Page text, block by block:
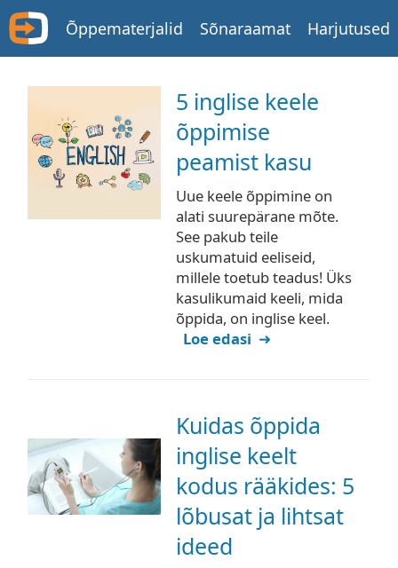
Õppematerjalid Sõnaraamat Harjutused
5 inglise keele
õppimise
peamist kasu
Uue keele õppimine on
alati suurepärane mõte.
See pakub teile
uskumatuid eeliseid,
millele toetub teadus! Üks
kasulikumaid keeli, mida
õppida, on inglise keel.
Loe edasi
Kuidas õppida
inglise keelt
kodus rääkides: 5
lõbusat ja lihtsat
ideed